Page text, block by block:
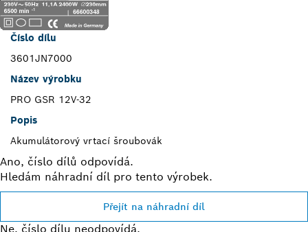
Číslo dílu
3601JN7000
Název výrobku
PRO GSR 12V-32
Popis
Akumulátorový vrtací šroubovák
Ano, číslo dílů odpovídá.
Hledám náhradní díl pro tento výrobek.
Přejít na náhradní díl
Ne, číslo dílu neodpovídá.